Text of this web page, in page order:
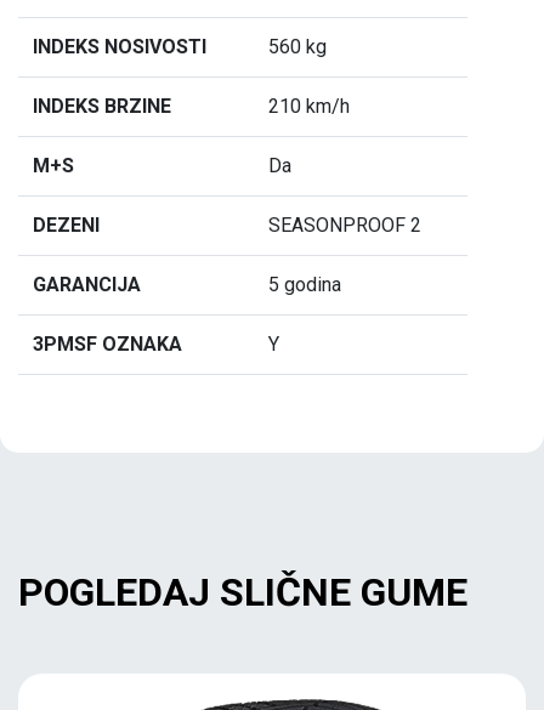
INDEKS NOSIVOSTI 560 kg
INDEKS BRZINE 210 km/h
M+S Da
DEZENI SEASONPROOF 2
GARANCIJA 5 godina
3PMSF OZNAKA Y
POGLEDAJ SLIČNE GUME